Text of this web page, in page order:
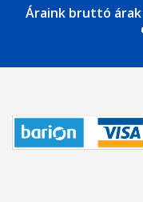
Áraink bruttó árak